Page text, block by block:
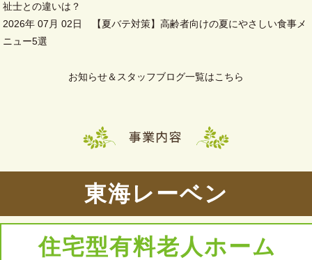
祉士との違いは？
2026年 07月 02日
【夏バテ対策】高齢者向けの夏にやさしい食事メ
ニュー5選
お知らせ＆スタッフブログ一覧はこちら
東海レーベン
住宅型有料老人ホーム